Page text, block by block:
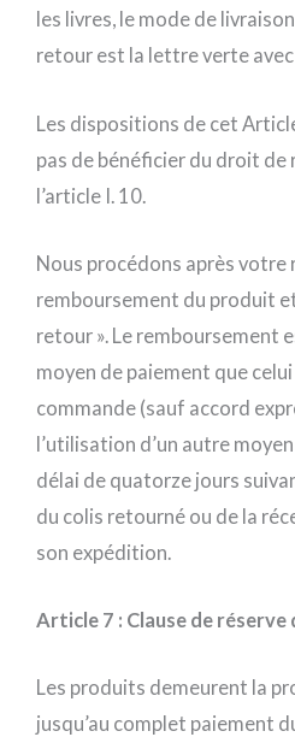
les livres, le mode de
retour est la lettre verte avec
Les dispositions de cet
pas de bénéficier du droit
l’article I. 10.
Nous procédons après votre
remboursement du produit
retour ». Le remboursement
moyen de paiement que
commande (sauf accord
l’utilisation d’un autre
délai de quatorze jours
du colis retourné ou de la
son expédition.
Article 7 : Clause de
Les produits demeurent la
jusqu’au complet paiement